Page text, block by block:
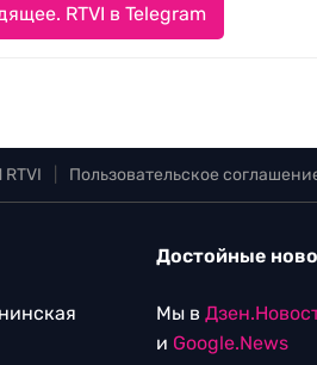
RTVI в Telegram
Пользовательское
Достойные
Мы в
и Google.News